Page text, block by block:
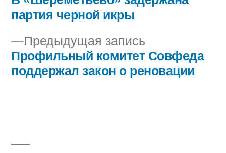
Навигация
записям
Предыдущая запись
запись:
Профильный комитет Совфеда
поддержал закон о реновации
партия черной икры